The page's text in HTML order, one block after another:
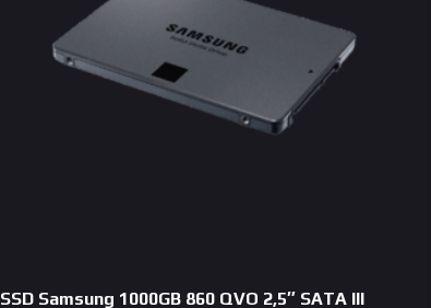
SSD Samsung 1000GB 860 QVO 2,5″ SATA III